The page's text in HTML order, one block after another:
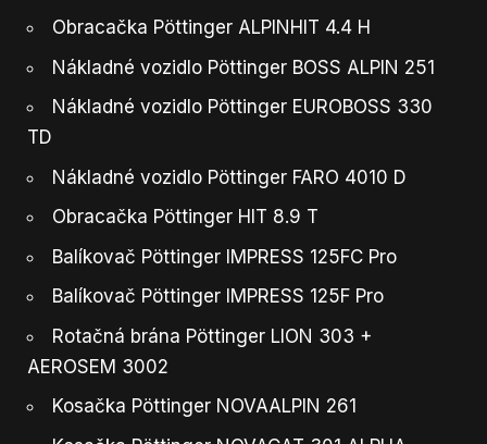
Obracačka Pöttinger ALPINHIT 4.4 H
Nákladné vozidlo Pöttinger BOSS ALPIN 251
Nákladné vozidlo Pöttinger EUROBOSS 330
TD
Nákladné vozidlo Pöttinger FARO 4010 D
Obracačka Pöttinger HIT 8.9 T
Balíkovač Pöttinger IMPRESS 125FC Pro
Balíkovač Pöttinger IMPRESS 125F Pro
Rotačná brána Pöttinger LION 303 +
AEROSEM 3002
Kosačka Pöttinger NOVAALPIN 261